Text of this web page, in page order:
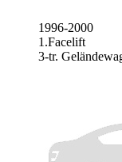
1996-2000
1.Facelift
3-tr.